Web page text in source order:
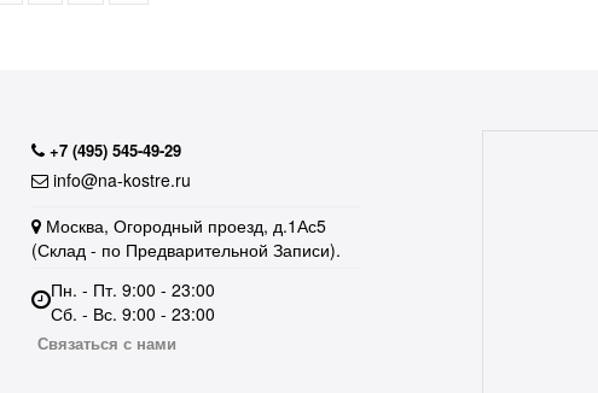
+7 (495) 545-49-29
info@na-kostre.ru
Москва, Огородный проезд, д.1Ас5
(Склад - по Предварительной Записи).
Пн. - Пт. 9:00 - 23:00
Сб. - Вс. 9:00 - 23:00
Связаться с нами